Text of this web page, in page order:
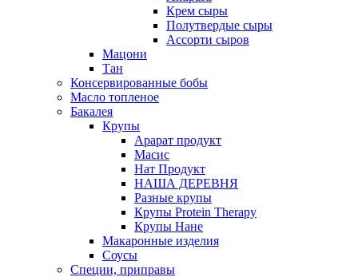
Крем сыры
Полутвердые сыры
Ассорти сыров
Мацони
Тан
Консервированные бобы
Масло топленое
Бакалея
Крупы
Арарат продукт
Масис
Нат Продукт
НАША ДЕРЕВНЯ
Разные крупы
Крупы Protein Therapy
Крупы Нане
Макаронные изделия
Соусы
Специи, приправы